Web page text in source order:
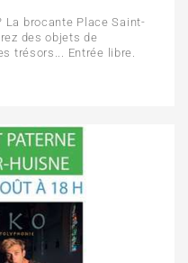
brocante Place Saint-
des objets de
trésors... Entrée libre.